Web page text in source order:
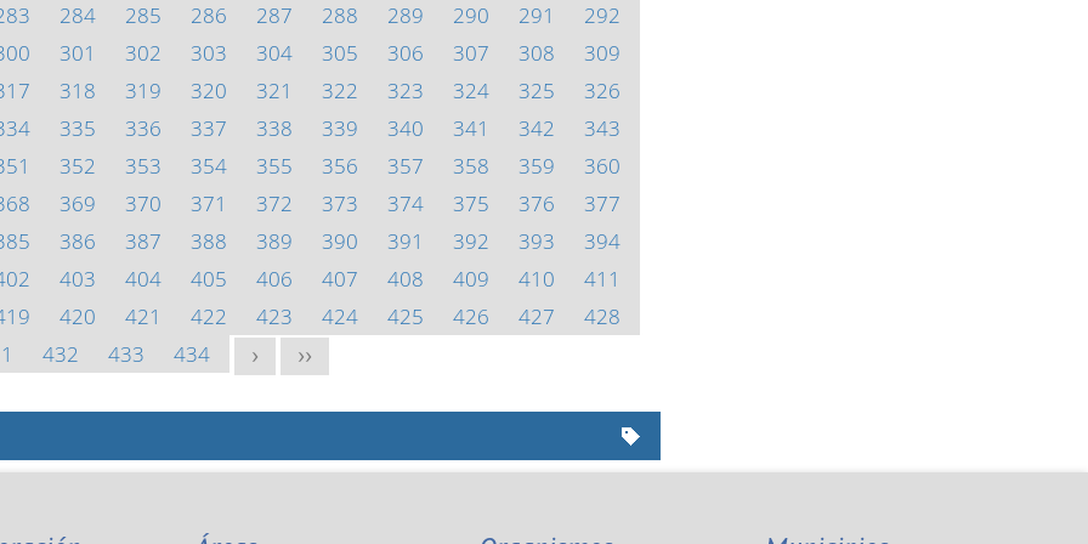
284 285 286 287 288 289 290 291
292
301 302 303 304 305 306 307 308
309
318 319 320 321 322 323 324 325
326
335 336 337 338 339 340 341 342
343
352 353 354 355 356 357 358 359
360
369 370 371 372 373 374 375 376
377
386 387 388 389 390 391 392 393
394
403 404 405 406 407 408 409 410
411
420 421 422 423 424 425 426 427
428
432 433 434 > >>